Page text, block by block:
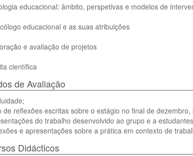
educacional: âmbito, perspetivas e modelos de
educacional e as suas atribuições
e avaliação de projetos
científica
de Avaliação
de reflexões escritas sobre o estágio no final de dezembro,
do trabalho desenvolvido ao grupo e a
e apresentações sobre a prática em contexto de
Didácticos